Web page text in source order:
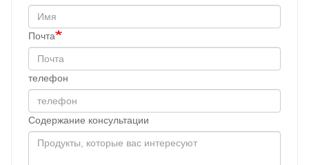
Почта
телефон
Содержание консультации